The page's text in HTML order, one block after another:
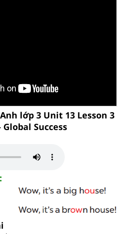
lớp 3 Unit 13 Lesson 3
Global Success